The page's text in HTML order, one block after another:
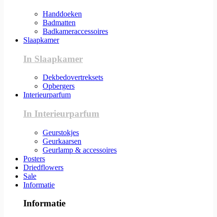
Handdoeken
Badmatten
Badkameraccessoires
Slaapkamer
In Slaapkamer
Dekbedovertreksets
Opbergers
Interieurparfum
In Interieurparfum
Geurstokjes
Geurkaarsen
Geurlamp & accessoires
Posters
Driedflowers
Sale
Informatie
Informatie